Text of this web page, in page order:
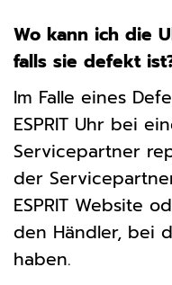
Wo kann ich die
falls sie defekt
Im Falle eines
ESPRIT Uhr bei
Servicepartner
der
ESPRIT Website
den Händler, bei
haben.